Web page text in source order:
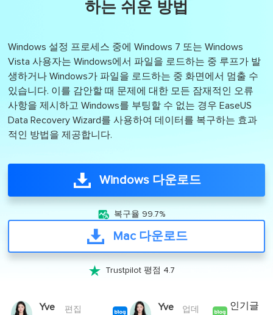
하는 쉬운 방법
Windows 설정 프로세스 중에 Windows 7 또는 Windows
Vista 사용자는 Windows에서 파일을 로드하는 중 루프가 발
생하거나 Windows가 파일을 로드하는 중 화면에서 멈출 수
있습니다. 이를 감안할 때 문제에 대한 모든 잠재적인 오류
사항을 제시하고 Windows를 부팅할 수 없는 경우 EaseUS
Data Recovery Wizard를 사용하여 데이터를 복구하는 효과
적인 방법을 제공합니다.
Windows 다운로드
 복구율 99.7%
Mac 다운로드
 Trustpilot 평점 4.7
Yve
편집
Yve
업데
인기글